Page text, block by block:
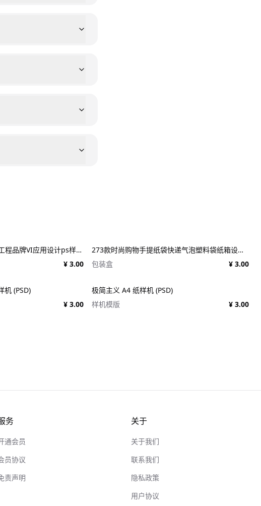
25款施工建筑工地建设工程品牌VI应用设计ps样机素材展示效果图 25x Construction Mockup Bundle Vol.02
¥ 3.00
273款时尚购物手提纸袋快递气泡塑料袋纸箱设计贴图PSD样机 Printhouse Mockups Bundle v.1
包装盒
¥ 3.00
机 (PSD)
¥ 3.00
极简主义 A4 纸样机 (PSD)
样机模版
¥ 3.00
务
通会员
员协议
责声明
关于
关于我们
联系我们
隐私政策
用户协议